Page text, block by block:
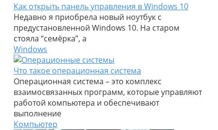
Как открыть панель управления в Windows 10
Недавно я приобрела новый ноутбук с
предустановленной Windows 10. На старом
стояла “семёрка”, а
Windows
Что такое операционная система
Операционная система – это комплекс
взаимосвязанных программ, которые управляют
работой компьютера и обеспечивают
выполнение
Компьютер